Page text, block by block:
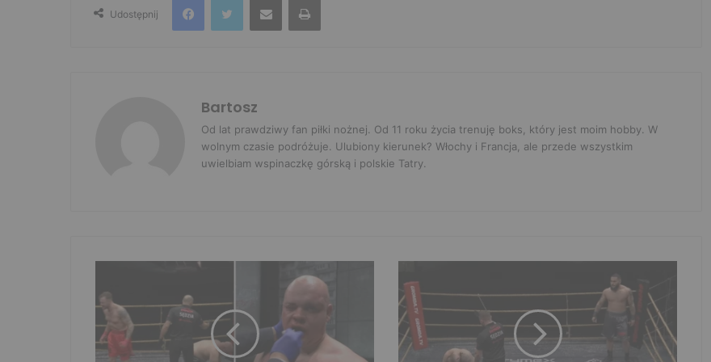
Udostępnij
Bartosz
Od lat prawdziwy fan piłki nożnej. Od 11 roku życia trenuję boks, który jest moim hobby. W
wolnym czasie podróżuje. Ulubiony kierunek? Włochy i Francja, ale przede wszystkim
uwielbiam wspinaczkę górską i polskie Tatry.